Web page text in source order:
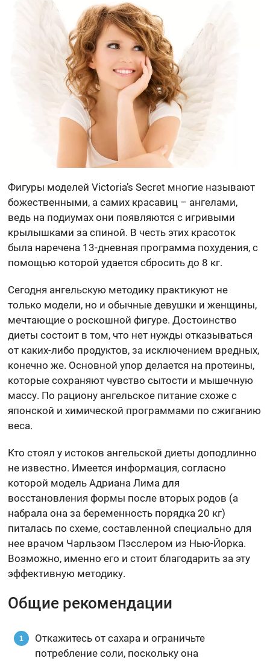
Фигуры моделей Victoria’s Secret многие называют
божественными, а самих красавиц – ангелами,
ведь на подиумах они появляются с игривыми
крылышками за спиной. В честь этих красоток
была наречена 13-дневная программа похудения, с
помощью которой удается сбросить до 8 кг.
Сегодня ангельскую методику практикуют не
только модели, но и обычные девушки и женщины,
мечтающие о роскошной фигуре. Достоинство
диеты состоит в том, что нет нужды отказываться
от каких-либо продуктов, за исключением вредных,
конечно же. Основной упор делается на протеины,
которые сохраняют чувство сытости и мышечную
массу. По рациону ангельское питание схоже с
японской и химической программами по сжиганию
веса.
Кто стоял у истоков ангельской диеты доподлинно
не известно. Имеется информация, согласно
которой модель Адриана Лима для
восстановления формы после вторых родов (а
набрала она за беременность порядка 20 кг)
питалась по схеме, составленной специально для
нее врачом Чарльзом Пэсслером из Нью-Йорка.
Возможно, именно его и стоит благодарить за эту
эффективную методику.
Общие рекомендации
Откажитесь от сахара и ограничьте
потребление соли, поскольку она